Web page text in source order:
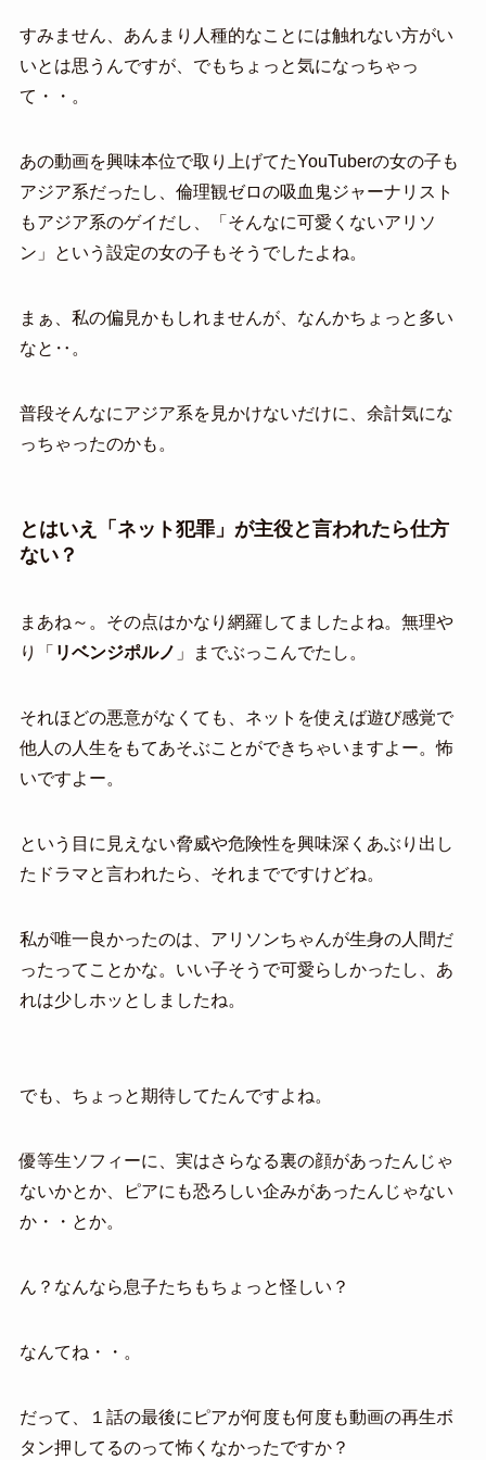
すみません、あんまり人種的なことには触れない方がい
いとは思うんですが、でもちょっと気になっちゃっ
て・・。
あの動画を興味本位で取り上げてたYouTuberの女の子も
アジア系だったし、倫理観ゼロの吸血鬼ジャーナリスト
もアジア系のゲイだし、「そんなに可愛くないアリソ
ン」という設定の女の子もそうでしたよね。
まぁ、私の偏見かもしれませんが、なんかちょっと多い
なと‥。
普段そんなにアジア系を見かけないだけに、余計気にな
っちゃったのかも。
とはいえ「ネット犯罪」が主役と言われたら仕方
ない？
まあね～。その点はかなり網羅してましたよね。無理や
り「 リベンジポルノ 」までぶっこんでたし。
それほどの悪意がなくても、ネットを使えば遊び感覚で
他人の人生をもてあそぶことができちゃいますよー。怖
いですよー。
という目に見えない脅威や危険性を興味深くあぶり出し
たドラマと言われたら、それまでですけどね。
私が唯一良かったのは、アリソンちゃんが生身の人間だ
ったってことかな。いい子そうで可愛らしかったし、あ
れは少しホッとしましたね。
でも、ちょっと期待してたんですよね。
優等生ソフィーに、実はさらなる裏の顔があったんじゃ
ないかとか、ピアにも恐ろしい企みがあったんじゃない
か・・とか。
ん？なんなら息子たちもちょっと怪しい？
なんてね・・。
だって、１話の最後にピアが何度も何度も動画の再生ボ
タン押してるのって怖くなかったですか？